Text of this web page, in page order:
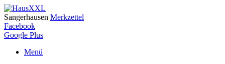
Sangerhausen Merkzettel
Facebook
Google Plus
Menü